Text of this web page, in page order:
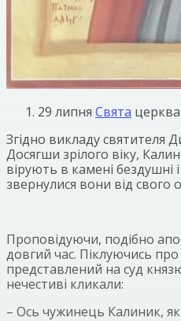
29 липня Свята
Згідно викладу святителя
Досягши зрілого віку,
вірують в камені
звернулися вони від свого
Проповідуючи, подібно
довгий час. Піклуючись про
представлений на суд
нечестиві кликали:
– Ось чужинець Калиник,